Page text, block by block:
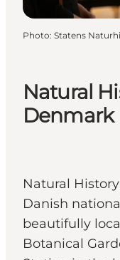
Natural
Denmark
Natural
Danish
beautifully
Botanical
Photo: Statens